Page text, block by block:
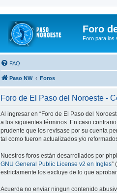
Foro
Foro para los
FAQ
Paso NW Foros
Foro de El Paso del Noroeste -
Al ingresar en “Foro de El Paso del
a los siguientes términos. En caso
prudente que los revisase por su cuenta
tal como fueron actualizados y/o
Nuestros foros están desarrollados por
GNU General Public License v2 en Ingles”
estrictamente los excluye de lo que
Acuerda no enviar ningun contenido